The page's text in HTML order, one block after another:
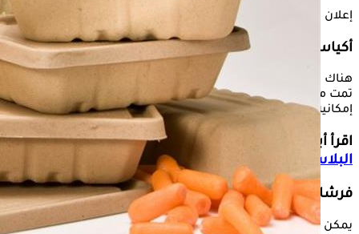
إعلان
أكياس حفظ الأطعمة
هناك بدائل للأكياس البلاستيكية، وهي المصنوعة من الألياف، التي
تمت معالجتها بشمع النحل، لتبقي على الطعام طازجًا، فضلًا عن
إمكانية استخدامها مرة أخرى، بعد غسلها بالماء والصابون جيدًا.
اقرأ أيضًا:
للسيدات.. إليكِ طريقة حفظ الطعام بالأكياس
البلاستيكية
فرشاة الأسنان
يمكن استبدال فرشاة الأسنان البلاستيكية، بنظائرها المصنوع